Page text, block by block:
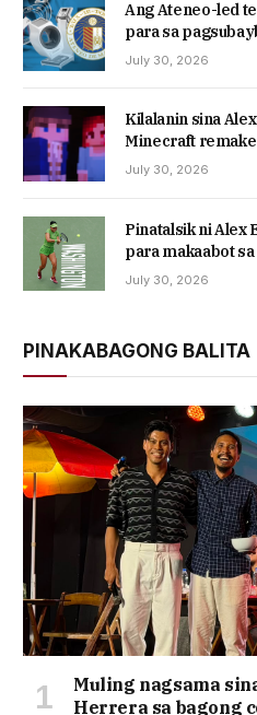
Ang Ateneo-led
para sa
July 30, 2026
Kilalanin sina
Minecraft remake
July 30, 2026
Pinatalsik ni Alex
para makaabot
July 30, 2026
PINAKABAGONG BALITA
Muling nagsama
Herrera sa bagong